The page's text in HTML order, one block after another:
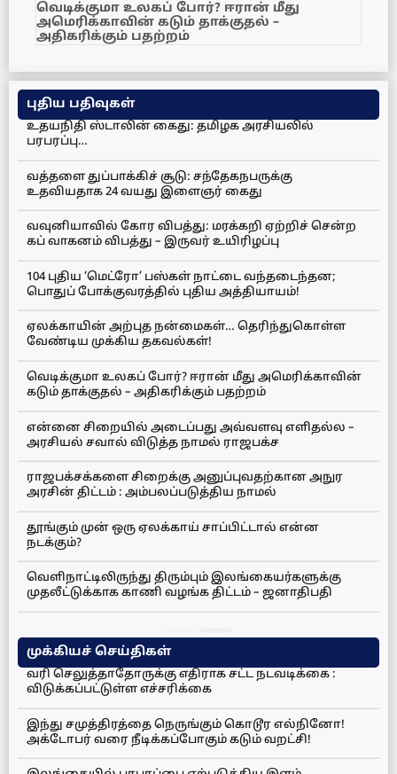
வெடிக்குமா உலகப் போர்? ஈரான் மீது
அமெரிக்காவின் கடும் தாக்குதல் –
அதிகரிக்கும் பதற்றம்
புதிய பதிவுகள்
உதயநிதி ஸ்டாலின் கைது: தமிழக அரசியலில்
பரபரப்பு…
வத்தளை துப்பாக்கிச் சூடு: சந்தேகநபருக்கு
உதவியதாக 24 வயது இளைஞர் கைது
வவுனியாவில் கோர விபத்து: மரக்கறி ஏற்றிச் சென்ற
கப் வாகனம் விபத்து – இருவர் உயிரிழப்பு
104 புதிய ‘மெட்ரோ’ பஸ்கள் நாட்டை வந்தடைந்தன;
பொதுப் போக்குவரத்தில் புதிய அத்தியாயம்!
ஏலக்காயின் அற்புத நன்மைகள்… தெரிந்துகொள்ள
வேண்டிய முக்கிய தகவல்கள்!
வெடிக்குமா உலகப் போர்? ஈரான் மீது அமெரிக்காவின்
கடும் தாக்குதல் – அதிகரிக்கும் பதற்றம்
என்னை சிறையில் அடைப்பது அவ்வளவு எளிதல்ல –
அரசியல் சவால் விடுத்த நாமல் ராஜபக்ச
ராஜபக்சக்களை சிறைக்கு அனுப்புவதற்கான அநுர
அரசின் திட்டம் : அம்பலப்படுத்திய நாமல்
தூங்கும் முன் ஒரு ஏலக்காய் சாப்பிட்டால் என்ன
நடக்கும்?
வெளிநாட்டிலிருந்து திரும்பும் இலங்கையர்களுக்கு
முதலீட்டுக்காக காணி வழங்க திட்டம் – ஜனாதிபதி
முக்கியச் செய்திகள்
வரி செலுத்தாதோருக்கு எதிராக சட்ட நடவடிக்கை :
விடுக்கப்பட்டுள்ள எச்சரிக்கை
இந்து சமுத்திரத்தை நெருங்கும் கொடூர எல்நினோ!
அக்டோபர் வரை நீடிக்கப்போகும் கடும் வறட்சி!